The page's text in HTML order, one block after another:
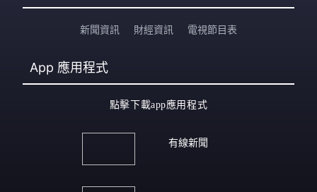
新聞資訊 財經資訊 電視節目表
App 應用程式
點擊下載app應用程式
有線新聞